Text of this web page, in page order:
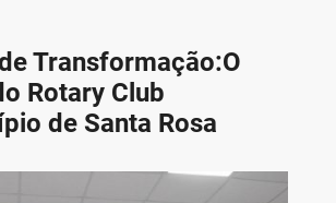
Transformação:O
Rotary Club
de Santa Rosa